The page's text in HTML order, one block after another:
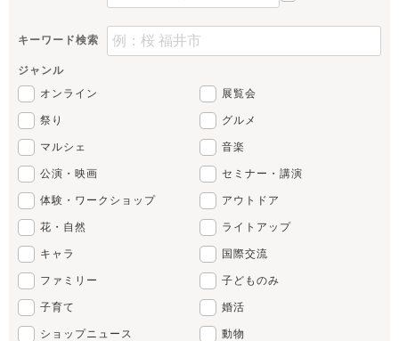
キーワード検索
ジャンル
オンライン
展覧会
祭り グルメ
マルシェ 音楽
公演・映画 セミナー・講演
体験・ワークショップ アウトドア
花・自然 ライトアップ
キャラ 国際交流
ファミリー 子どものみ
子育て 婚活
ショップニュース 動物